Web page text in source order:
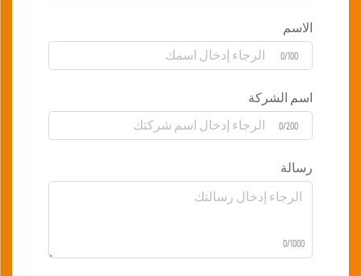
الاسم
0/100
اسم الشركة
0/200
رسالة
0/1000